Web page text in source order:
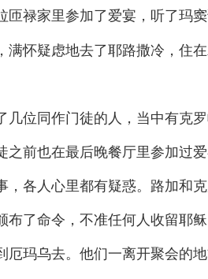
匝禄家里参加了爱宴，听了玛
满怀疑虑地去了耶路撒冷，住在
几位同作门徒的人，当中有
之前也在最后晚餐厅里参加过
，各人心里都有疑惑。路加和
布了命令，不准任何人收留耶
厄玛乌去。他们一离开聚会的